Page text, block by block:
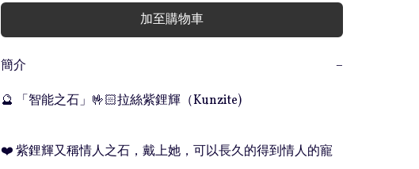
加至購物車
簡介
−
🔮 「智能之石」🤟🏻拉絲紫鋰輝（Kunzite)
❤️ 紫鋰輝又稱情人之石，戴上她，可以長久的得到情人的寵